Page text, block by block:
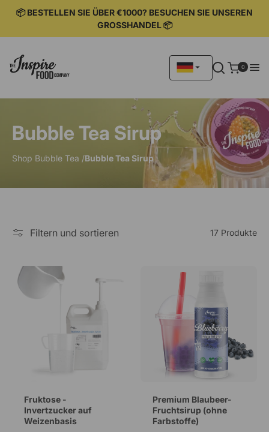
ZUM📦 BESTELLEN SIE ÜBER €1000? BESUCHEN SIE UNSEREN
GROSSHANDEL 📦
00
Artikel
Bubble Tea Sirup
Shop Bubble Tea /Bubble Tea Sirup
Filtern und sortieren 17 Produkte
Fruktose -
Invertzucker auf
Weizenbasis
Premium Blaubeer-
Fruchtsirup (ohne
Farbstoffe)